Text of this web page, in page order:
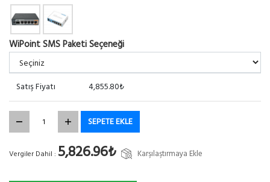
WiPoint SMS Paketi Seçeneği
Satış Fiyatı 4,855.80₺
SEPETE EKLE
Vergiler Dahil : 5,826.96₺ Karşılaştırmaya Ekle